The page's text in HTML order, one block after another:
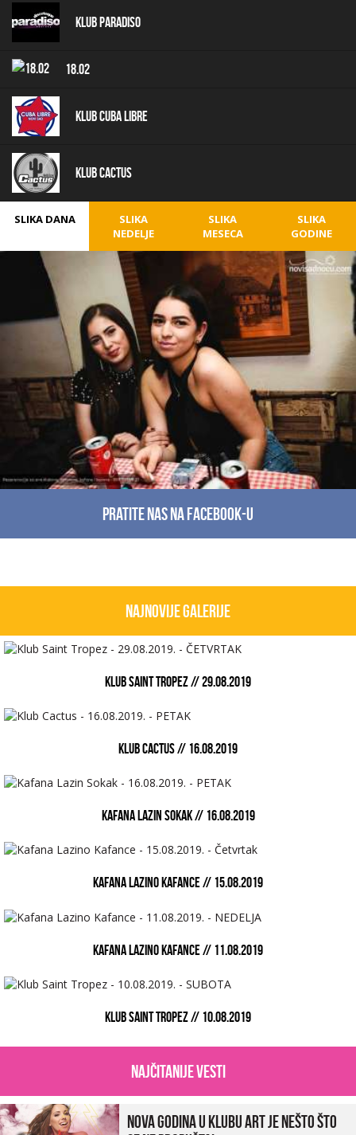
Klub Paradiso
18.02
Klub Cuba Libre
Klub Cactus
SLIKA DANA
SLIKA
NEDELJE
SLIKA
MESECA
SLIKA
GODINE
Pratite nas na facebook-u
Najnovije galerije
KLUB SAINT TROPEZ // 29.08.2019
KLUB CACTUS // 16.08.2019
KAFANA LAZIN SOKAK // 16.08.2019
KAFANA LAZINO KAFANCE // 15.08.2019
KAFANA LAZINO KAFANCE // 11.08.2019
KLUB SAINT TROPEZ // 10.08.2019
najčitanije vesti
Nova godina u Klubu Art je nešto što